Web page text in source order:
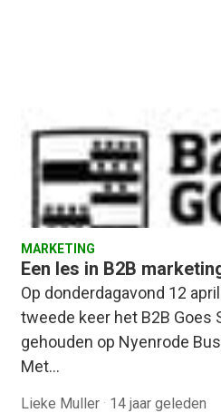
MARKETING
Een les in B2B
Op donderdagavond 12
tweede keer het B2B Goes
gehouden op Nyenrode
Met…
Lieke Muller · 14 jaar geleden